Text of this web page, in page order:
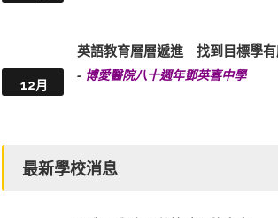
12月
英語教育層層遞進 找到目標學
- 博愛醫院八十週年鄧英喜中學
最新學校消息